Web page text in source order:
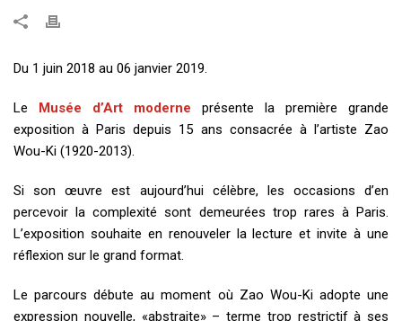
Du 1 juin 2018 au 06 janvier 2019.
Le Musée d’Art moderne présente la première grande
exposition à Paris depuis 15 ans consacrée à l’artiste Zao
Wou-Ki (1920-2013).
Si son œuvre est aujourd’hui célèbre, les occasions d’en
percevoir la complexité sont demeurées trop rares à Paris.
L’exposition souhaite en renouveler la lecture et invite à une
réflexion sur le grand format.
Le parcours débute au moment où Zao Wou-Ki adopte une
expression nouvelle, «abstraite» – terme trop restrictif à ses